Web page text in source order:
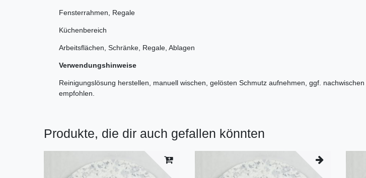
Fensterrahmen, Regale
Küchenbereich
Arbeitsflächen, Schränke, Regale, Ablagen
Verwendungshinweise
Reinigungslösung herstellen, manuell wischen, gelösten Schmutz aufnehmen, ggf.
empfohlen.
Produkte, die dir auch gefallen könnten